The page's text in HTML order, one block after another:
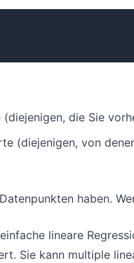
die Sie
(diejenigen, von
haben.
lineare
Sie kann multiple